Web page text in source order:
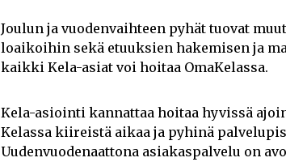
Jou­lun ja vuo­den­vaih­teen py­hät tuo­vat
lo­ai­koi­hin sekä etuuk­sien ha­ke­mi­sen ja
kaik­ki Kela-asi­at voi hoi­taa Oma­Ke­las­sa.
Kela-asi­oin­ti kan­nat­taa hoi­taa hy­vis­sä
Ke­las­sa kii­reis­tä ai­kaa ja py­hi­nä
Uu­den­vuo­de­naat­to­na asi­a­kas­pal­ve­lu on